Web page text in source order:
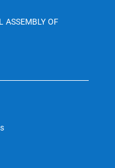
ASSEMBLY OF